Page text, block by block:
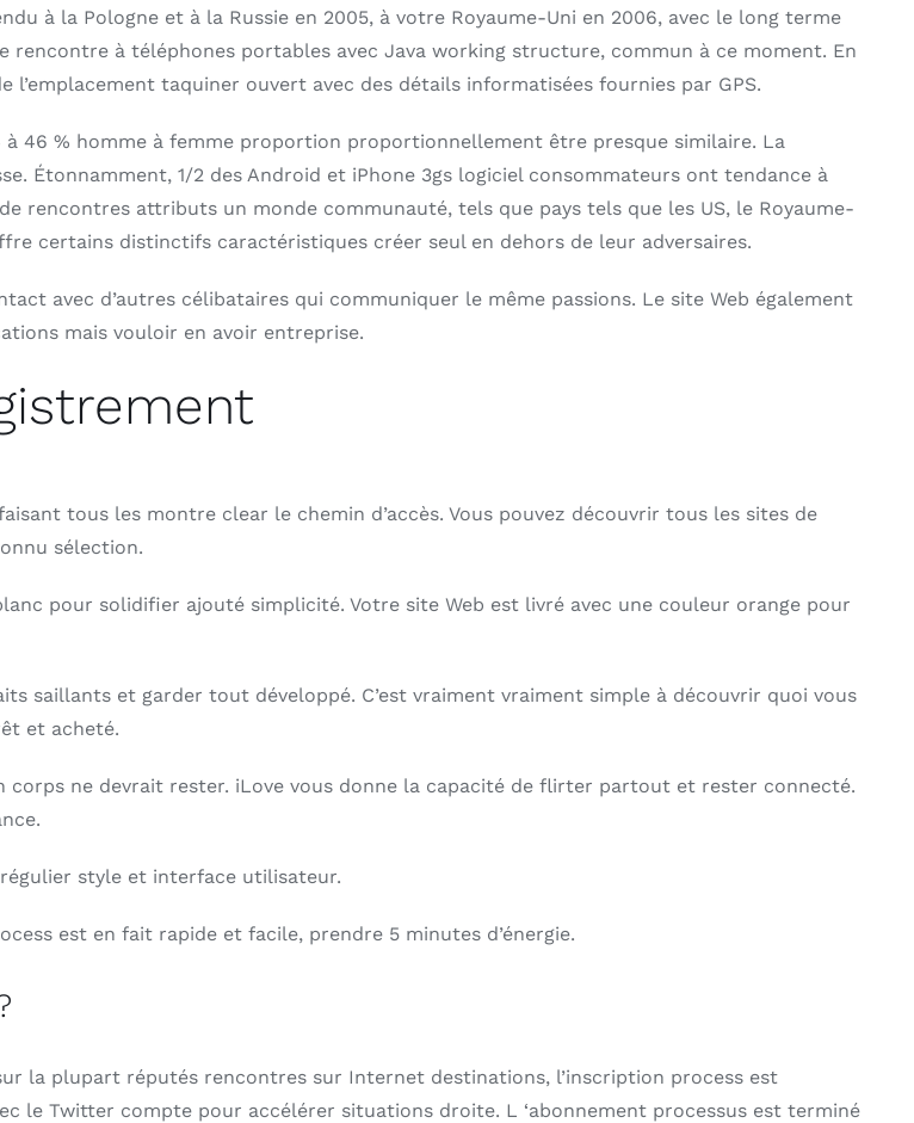
à la Pologne et à la Russie en 2005, à votre Royaume-Uni en 2006, avec le long terme
rencontre à téléphones portables avec Java working structure, commun à ce moment. En
l’emplacement taquiner ouvert avec des détails informatisées fournies par GPS.
46 % homme à femme proportion proportionnellement être presque similaire. La
Étonnamment, 1/2 des Android et iPhone 3gs logiciel consommateurs ont tendance à
rencontres attributs un monde communauté, tels que pays tels que les US, le Royaume-
certains distinctifs caractéristiques créer seul en dehors de leur adversaires.
avec d’autres célibataires qui communiquer le même passions. Le site Web également
mais vouloir en avoir entreprise.
tous les montre clear le chemin d’accès. Vous pouvez découvrir tous les sites de
sélection.
pour solidifier ajouté simplicité. Votre site Web est livré avec une couleur orange pour
saillants et garder tout développé. C’est vraiment vraiment simple à découvrir quoi vous
et acheté.
corps ne devrait rester. iLove vous donne la capacité de flirter partout et rester connecté.
style et interface utilisateur.
est en fait rapide et facile, prendre 5 minutes d’énergie.
la plupart réputés rencontres sur Internet destinations, l’inscription process est
le Twitter compte pour accélérer situations droite. L ‘abonnement processus est terminé